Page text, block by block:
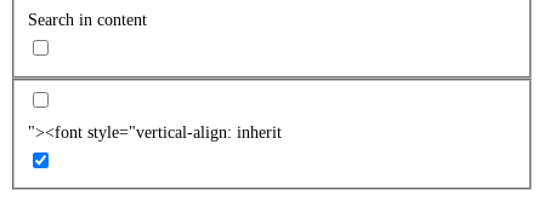
Search in content
"><font style="vertical-align: inherit